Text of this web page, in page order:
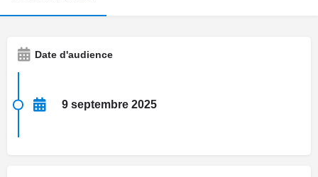
Date d'audience
9 septembre 2025